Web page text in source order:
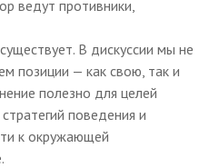
ведут противники,
В дискуссии мы не
позиции — как свою, так и
полезно для целей
поведения и
к окружающей